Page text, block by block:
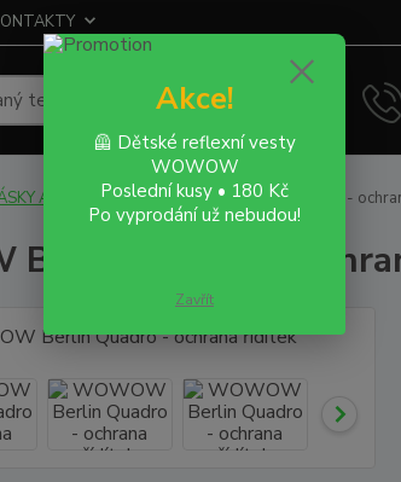
Hledat
A NÁRAMKY WOWOW Berlin Quadro -
Berlin Quadro -
Akce!
🦺 Dětské reflexní vesty
WOWOW
Poslední kusy • 180 Kč
Po vyprodání už nebudou!
Zavřít